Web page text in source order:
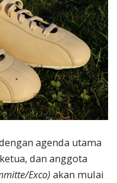
agenda utama
dan anggota
Exco) akan mulai